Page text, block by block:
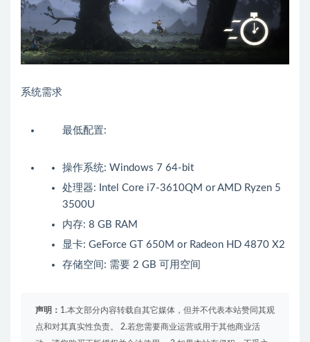
系统需求
最低配置:
操作系统: Windows 7 64-bit
处理器: Intel Core i7-3610QM or AMD Ryzen 5
3500U
内存: 8 GB RAM
显卡: GeForce GT 650M or Radeon HD 4870 X2
存储空间: 需要 2 GB 可用空间
声明： 1.本文部分内容转载自其它媒体，但并不代表本站赞同其观
点和对其真实性负责。 2.若您需要商业运营或用于其他商业活